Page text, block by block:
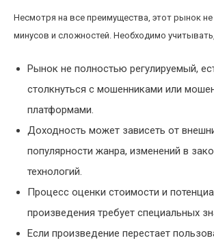
Несмотря на все преимущества, этот рынок не
минусов и сложностей. Необходимо
Рынок не полностью регулируемый,
столкнуться с мошенниками или
платформами.
Доходность может зависеть от
популярности жанра, изменений в
технологий.
Процесс оценки стоимости и
произведения требует специальных
Если произведение перестает